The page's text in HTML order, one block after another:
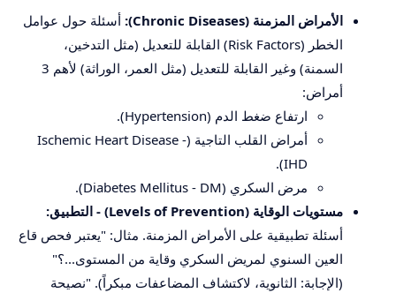
الأمراض المزمنة (Chronic Diseases):
أسئلة حول عوامل
الخطر (Risk Factors) القابلة للتعديل (مثل التدخين،
السمنة) وغير القابلة للتعديل (مثل العمر، الوراثة) لأهم 3
أمراض:
ارتفاع ضغط الدم (Hypertension).
أمراض القلب التاجية (Ischemic Heart Disease -
IHD).
مرض السكري (Diabetes Mellitus - DM).
مستويات الوقاية (Levels of Prevention) - التطبيق:
أسئلة تطبيقية على الأمراض المزمنة. مثال: "يعتبر فحص قاع
العين السنوي لمريض السكري وقاية من المستوى...؟"
(الإجابة: الثانوية، لاكتشاف المضاعفات مبكراً). "نصيحة